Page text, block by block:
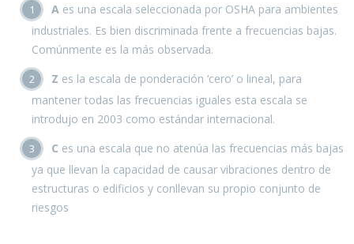
A es una escala seleccionada por OSHA para ambientes
industriales. Es bien discriminada frente a frecuencias bajas.
Comúnmente es la más observada.
Z es la escala de ponderación ‘cero’ o lineal, para
mantener todas las frecuencias iguales esta escala se
introdujo en 2003 como estándar internacional.
C es una escala que no atenúa las frecuencias más bajas
ya que llevan la capacidad de causar vibraciones dentro de
estructuras o edificios y conllevan su propio conjunto de
riesgos